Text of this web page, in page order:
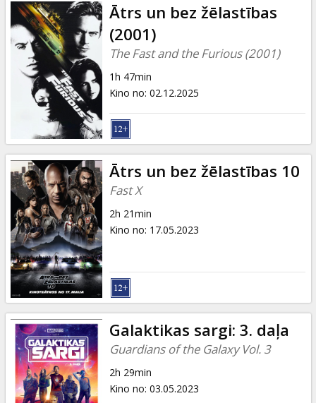
Ātrs un bez žēlastības
(2001)
The Fast and the Furious (2001)
1h 47min
Kino no: 02.12.2025
Ātrs un bez žēlastības 10
Fast X
2h 21min
Kino no: 17.05.2023
Galaktikas sargi: 3. daļa
Guardians of the Galaxy Vol. 3
2h 29min
Kino no: 03.05.2023